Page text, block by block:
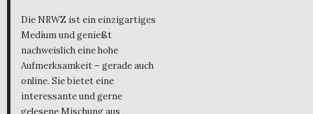
Die NRWZ ist ein einzigartiges
Medium und genießt
nachweislich eine hohe
Aufmerksamkeit – gerade auch
online. Sie bietet eine
interessante und gerne
gelesene Mischung aus